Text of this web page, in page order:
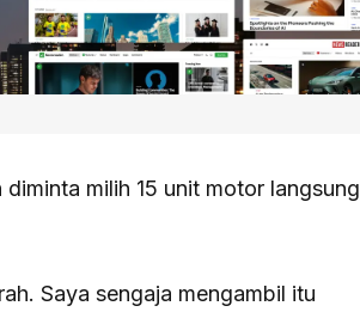
milih 15 unit motor langsung
Saya sengaja mengambil itu